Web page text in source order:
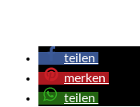
teilen
merken
teilen